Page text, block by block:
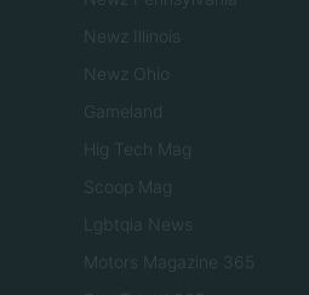
Newz Illinois
Newz Ohio
Gameland
Hig Tech Mag
Scoop Mag
Lgbtqia News
Motors Magazine 365